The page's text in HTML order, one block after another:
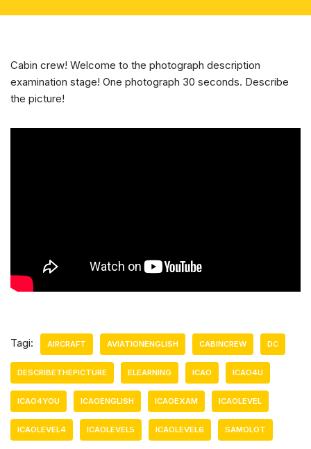
Cabin crew! Welcome to the photograph description
examination stage! One photograph 30 seconds. Describe
the picture!
Tagi: AIRCRAFT AVIATIONENGLISH CABINCREW DC
DESCRIBETHEPICTURE ELEARNING ICAO ICAO4U
ICAO4YOU ICAOENGLISH ICAOEXAM ICAOLEVEL
ICAOLEVEL4 ICAOLEVEL5 ICAOLEVEL6 SAMOLOT